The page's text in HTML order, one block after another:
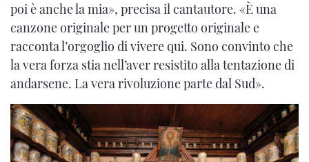
poi è anche la mia», precisa il cantautore. «È una
canzone originale per un progetto originale e
racconta l’orgoglio di vivere qui. Sono convinto che
la vera forza stia nell’aver resistito alla tentazione di
andarsene. La vera rivoluzione parte dal Sud».